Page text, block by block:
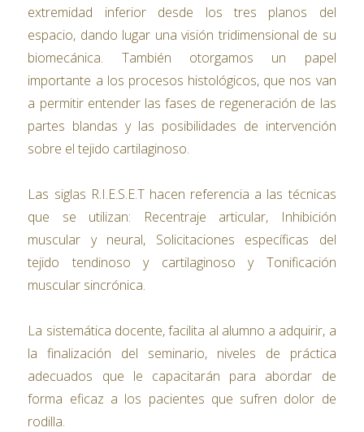
extremidad inferior desde los tres planos del
espacio, dando lugar una visión tridimensional de su
biomecánica. También otorgamos un papel
importante a los procesos histológicos, que nos van
a permitir entender las fases de regeneración de las
partes blandas y las posibilidades de intervención
sobre el tejido cartilaginoso.
Las siglas R.I.E.S.E.T hacen referencia a las técnicas
que se utilizan: Recentraje articular, Inhibición
muscular y neural, Solicitaciones específicas del
tejido tendinoso y cartilaginoso y Tonificación
muscular sincrónica.
La sistemática docente, facilita al alumno a adquirir, a
la finalización del seminario, niveles de práctica
adecuados que le capacitarán para abordar de
forma eficaz a los pacientes que sufren dolor de
rodilla.